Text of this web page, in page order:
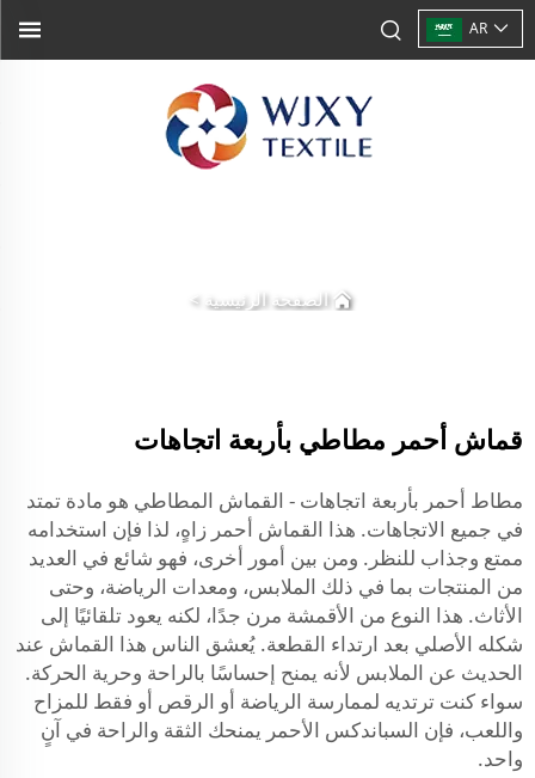
AR
الصفحة الرئيسية >
قماش أحمر مطاطي بأربعة اتجاهات
مطاط أحمر بأربعة اتجاهات - القماش المطاطي هو مادة تمتد
في جميع الاتجاهات. هذا القماش أحمر زاهٍ، لذا فإن استخدامه
ممتع وجذاب للنظر. ومن بين أمور أخرى، فهو شائع في العديد
من المنتجات بما في ذلك الملابس، ومعدات الرياضة، وحتى
الأثاث. هذا النوع من الأقمشة مرن جدًا، لكنه يعود تلقائيًا إلى
شكله الأصلي بعد ارتداء القطعة. يُعشق الناس هذا القماش عند
الحديث عن الملابس لأنه يمنح إحساسًا بالراحة وحرية الحركة.
سواء كنت ترتديه لممارسة الرياضة أو الرقص أو فقط للمزاح
واللعب، فإن السباندكس الأحمر يمنحك الثقة والراحة في آنٍ
واحد.